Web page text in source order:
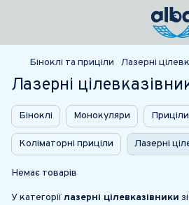
Біноклі та приціли Лазерні
Лазерні
Біноклі Монокуляри Приціли
Коліматорні приціли Лазерні
Немає товарів
У категоріїлазерні цілевказівники